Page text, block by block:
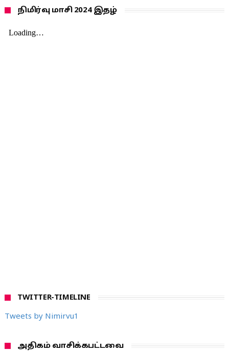
நிமிர்வு மாசி 2024 இதழ்
TWITTER-TIMELINE
Tweets by Nimirvu1
அதிகம் வாசிக்கபட்டவை